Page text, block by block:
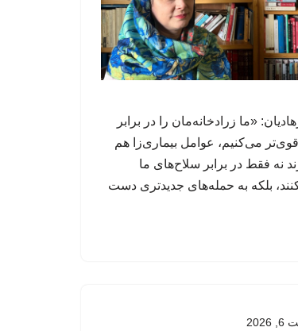
«ما زرادخانه‌مان را در برابر
قوی‌تر می‌کنیم، عوامل‌ بیماری‌زا هم
نه فقط در برابر سلاح‌های ما
بلکه به حمله‌های جدیدتری دست